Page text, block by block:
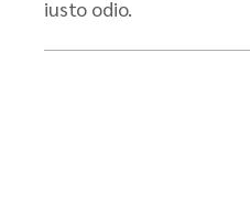
iusto odio.